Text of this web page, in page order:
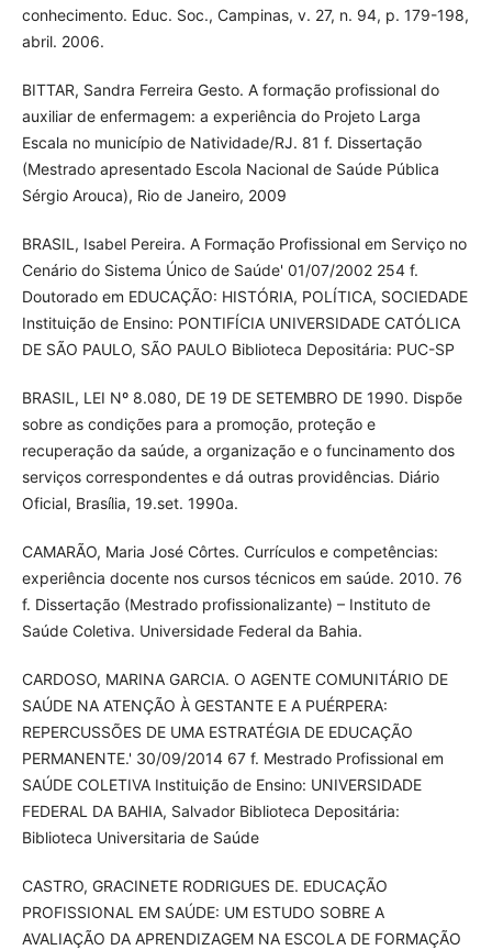
conhecimento. Educ. Soc., Campinas, v. 27, n. 94, p. 179-198,
abril. 2006.
BITTAR, Sandra Ferreira Gesto. A formação profissional do
auxiliar de enfermagem: a experiência do Projeto Larga
Escala no município de Natividade/RJ. 81 f. Dissertação
(Mestrado apresentado Escola Nacional de Saúde Pública
Sérgio Arouca), Rio de Janeiro, 2009
BRASIL, Isabel Pereira. A Formação Profissional em Serviço no
Cenário do Sistema Único de Saúde' 01/07/2002 254 f.
Doutorado em EDUCAÇÃO: HISTÓRIA, POLÍTICA, SOCIEDADE
Instituição de Ensino: PONTIFÍCIA UNIVERSIDADE CATÓLICA
DE SÃO PAULO, SÃO PAULO Biblioteca Depositária: PUC-SP
BRASIL, LEI Nº 8.080, DE 19 DE SETEMBRO DE 1990. Dispõe
sobre as condições para a promoção, proteção e
recuperação da saúde, a organização e o funcinamento dos
serviços correspondentes e dá outras providências. Diário
Oficial, Brasília, 19.set. 1990a.
CAMARÃO, Maria José Côrtes. Currículos e competências:
experiência docente nos cursos técnicos em saúde. 2010. 76
f. Dissertação (Mestrado profissionalizante) – Instituto de
Saúde Coletiva. Universidade Federal da Bahia.
CARDOSO, MARINA GARCIA. O AGENTE COMUNITÁRIO DE
SAÚDE NA ATENÇÃO À GESTANTE E A PUÉRPERA:
REPERCUSSÕES DE UMA ESTRATÉGIA DE EDUCAÇÃO
PERMANENTE.' 30/09/2014 67 f. Mestrado Profissional em
SAÚDE COLETIVA Instituição de Ensino: UNIVERSIDADE
FEDERAL DA BAHIA, Salvador Biblioteca Depositária:
Biblioteca Universitaria de Saúde
CASTRO, GRACINETE RODRIGUES DE. EDUCAÇÃO
PROFISSIONAL EM SAÚDE: UM ESTUDO SOBRE A
AVALIAÇÃO DA APRENDIZAGEM NA ESCOLA DE FORMAÇÃO